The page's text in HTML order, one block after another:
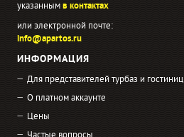
указаннымв контактах
или электронной почте:
info@apartos.ru
ИНФОРМАЦИЯ
Для представителей турбаз и гостиниц
О платном аккаунте
Цены